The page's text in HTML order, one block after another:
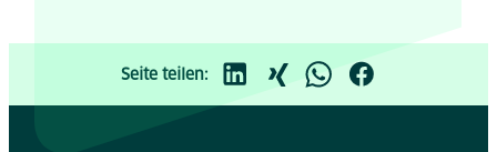
Seite teilen: